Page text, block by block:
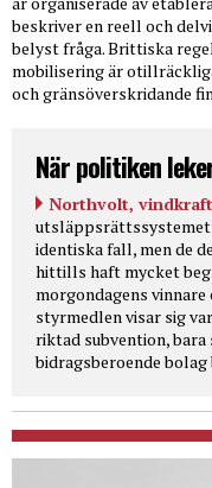
beskriver en reell och
belyst fråga. Brittiska
mobilisering är
och gränsöverskridande
När politiken
Northvolt,
identiska fall, men de
hittills haft mycket
morgondagens
styrmedlen visar sig
riktad subvention,
bidragsberoende